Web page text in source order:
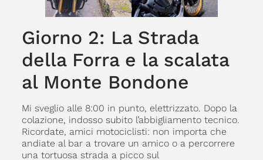
Giorno 2: La Strada
della Forra e la scalata
al Monte Bondone
Mi sveglio alle 8:00 in punto, elettrizzato. Dopo la
colazione, indosso subito l’abbigliamento tecnico.
Ricordate, amici motociclisti: non importa che
andiate al bar a trovare un amico o a percorrere
una tortuosa strada a picco sul